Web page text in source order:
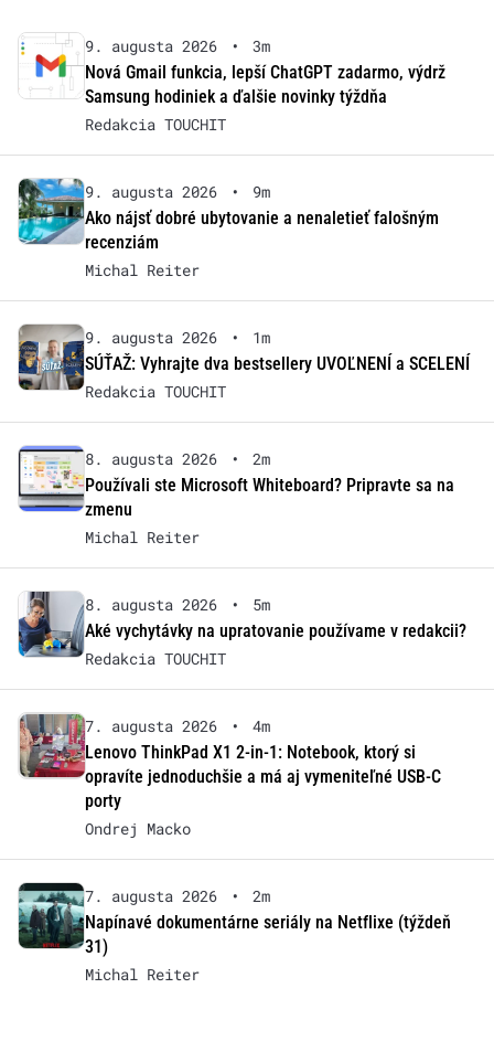
9. augusta 2026 •
3m
Nová Gmail funkcia, lepší ChatGPT zadarmo, výdrž
Samsung hodiniek a ďalšie novinky týždňa
Redakcia TOUCHIT
9. augusta 2026 •
9m
Ako nájsť dobré ubytovanie a nenaletieť falošným
recenziám
Michal Reiter
9. augusta 2026 •
1m
SÚŤAŽ: Vyhrajte dva bestsellery UVOĽNENÍ a SCELENÍ
Redakcia TOUCHIT
8. augusta 2026 •
2m
Používali ste Microsoft Whiteboard? Pripravte sa na
zmenu
Michal Reiter
8. augusta 2026 •
5m
Aké vychytávky na upratovanie používame v redakcii?
Redakcia TOUCHIT
7. augusta 2026 •
4m
Lenovo ThinkPad X1 2-in-1: Notebook, ktorý si
opravíte jednoduchšie a má aj vymeniteľné USB-C
porty
Ondrej Macko
7. augusta 2026 •
2m
Napínavé dokumentárne seriály na Netflixe (týždeň
31)
Michal Reiter